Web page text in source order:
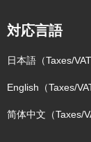
対応言語
日本語（Taxes/
English（Taxes/
简体中文（Taxes/